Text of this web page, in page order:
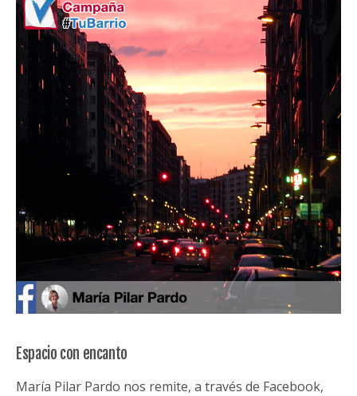
Espacio con encanto
María Pilar Pardo nos remite, a través de Facebook,